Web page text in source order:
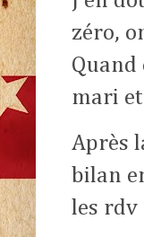
zéro,
Quand
mari
Après
bilan
les rdv